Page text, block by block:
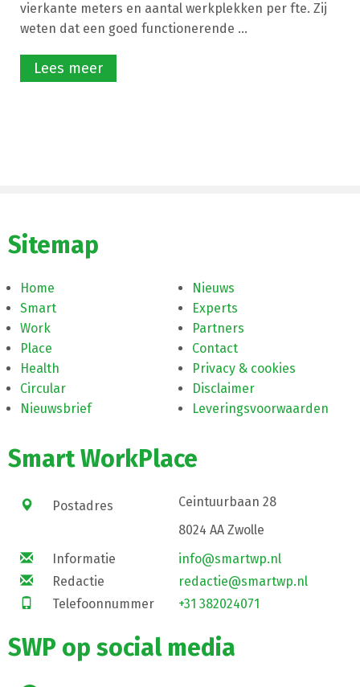
vierkante meters en aantal werkplekken per fte. Zij
weten dat een goed functionerende ...
Lees meer
Sitemap
Home
Smart
Work
Place
Health
Circular
Nieuwsbrief
Nieuws
Experts
Partners
Contact
Privacy & cookies
Disclaimer
Leveringsvoorwaarden
Smart WorkPlace
Postadres
Ceintuurbaan 28
8024 AA Zwolle
Informatie
info@smartwp.nl
Redactie
redactie@smartwp.nl
Telefoonnummer
+31 382024071
SWP op social media